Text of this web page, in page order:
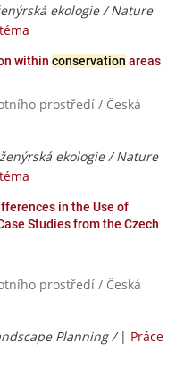
ekologie / Nature
within conservation areas
prostředí / Česká
ekologie / Nature
in the Use of
Studies from the Czech
prostředí / Česká
Planning / | Práce